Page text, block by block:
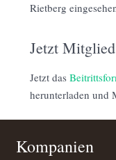
Rietberg
Jetzt
Jetzt das
herunterladen und
Kompanien